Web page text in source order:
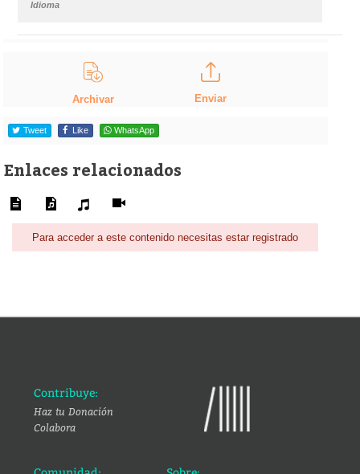
Idioma
Archivar Enviar
Tweet Like WhatsApp
Enlaces relacionados
Para acceder a este contenido necesitas estar registrado
Contribuye:
Haz tu Donación
Colabora